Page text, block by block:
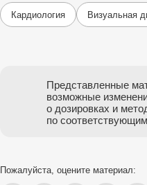
Кардиология Визуальная
Представленные
возможные
о дозировках и
по
Пожалуйста, оцените материал: